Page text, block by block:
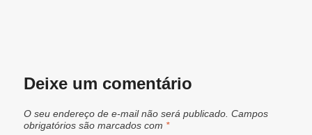
Deixe um comentário
O seu endereço de e-mail não será publicado. Campos
obrigatórios são marcados com *